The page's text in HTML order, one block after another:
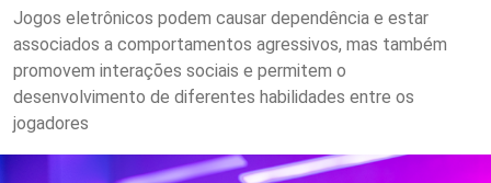
Jogos eletrônicos podem causar dependência e estar
associados a comportamentos agressivos, mas também
promovem interações sociais e permitem o
desenvolvimento de diferentes habilidades entre os
jogadores